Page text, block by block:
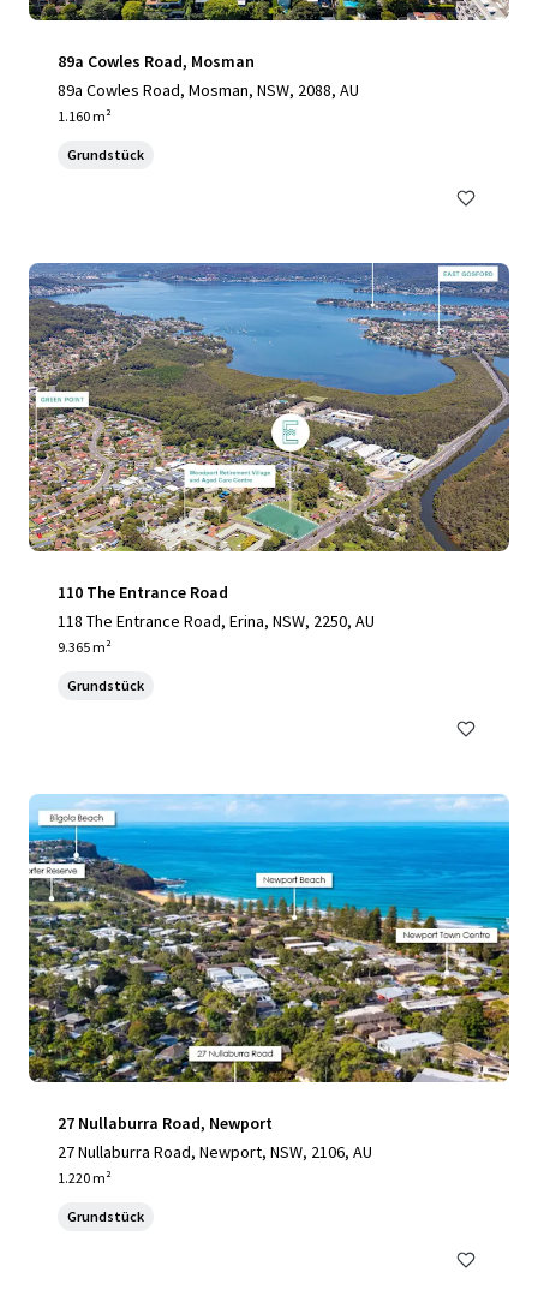
89a Cowles Road, Mosman
89a Cowles Road, Mosman, NSW, 2088, AU
1.160 m²
Grundstück
110 The Entrance Road
118 The Entrance Road, Erina, NSW, 2250, AU
9.365 m²
Grundstück
27 Nullaburra Road, Newport
27 Nullaburra Road, Newport, NSW, 2106, AU
1.220 m²
Grundstück